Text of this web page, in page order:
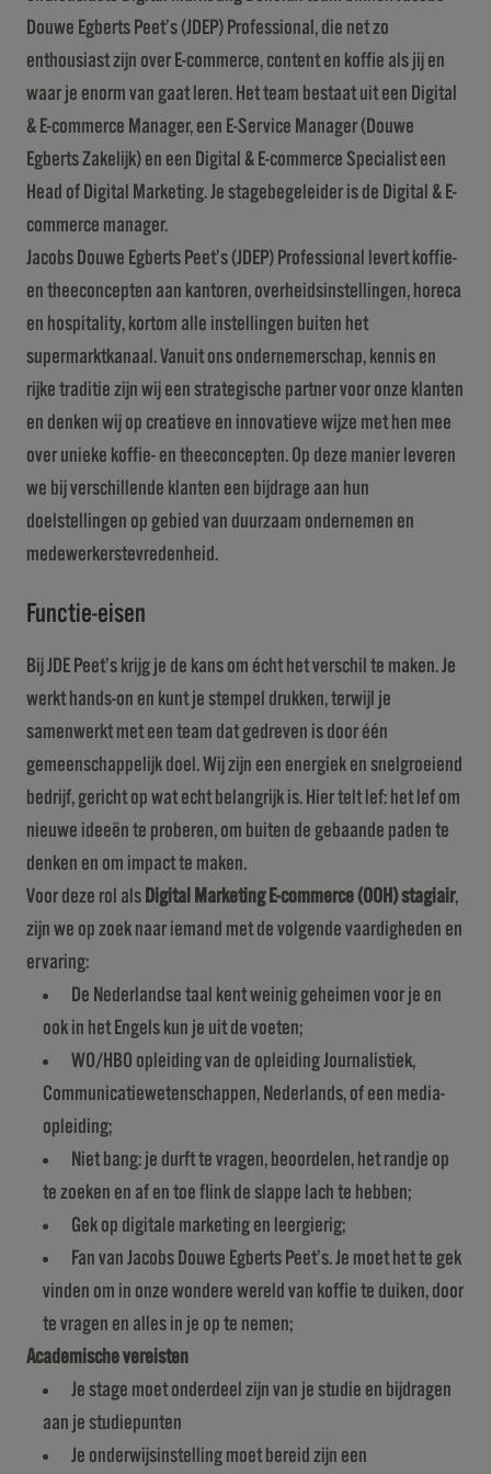
Douwe Egberts Peet’s (JDEP) Professional, die net zo
enthousiast zijn over E-commerce, content en koffie als jij en
waar je enorm van gaat leren. Het team bestaat uit een Digital
& E-commerce Manager, een E-Service Manager (Douwe
Egberts Zakelijk) en een Digital & E-commerce Specialist een
Head of Digital Marketing. Je stagebegeleider is de Digital & E-
commerce manager.
Jacobs Douwe Egberts Peet’s (JDEP) Professional levert koffie-
en theeconcepten aan kantoren, overheidsinstellingen, horeca
en hospitality, kortom alle instellingen buiten het
supermarktkanaal. Vanuit ons ondernemerschap, kennis en
rijke traditie zijn wij een strategische partner voor onze klanten
en denken wij op creatieve en innovatieve wijze met hen mee
over unieke koffie- en theeconcepten. Op deze manier leveren
we bij verschillende klanten een bijdrage aan hun
doelstellingen op gebied van duurzaam ondernemen en
medewerkerstevredenheid.
Functie-eisen
Bij JDE Peet’s krijg je de kans om écht het verschil te maken. Je
werkt hands-on en kunt je stempel drukken, terwijl je
samenwerkt met een team dat gedreven is door één
gemeenschappelijk doel. Wij zijn een energiek en snelgroeiend
bedrijf, gericht op wat echt belangrijk is. Hier telt lef: het lef om
nieuwe ideeën te proberen, om buiten de gebaande paden te
denken en om impact te maken.
Voor deze rol als Digital Marketing E-commerce (OOH) stagiair,
zijn we op zoek naar iemand met de volgende vaardigheden en
ervaring:
De Nederlandse taal kent weinig geheimen voor je en
ook in het Engels kun je uit de voeten;
WO/HBO opleiding van de opleiding Journalistiek,
Communicatiewetenschappen, Nederlands, of een media-
opleiding;
Niet bang: je durft te vragen, beoordelen, het randje op
te zoeken en af en toe flink de slappe lach te hebben;
Gek op digitale marketing en leergierig;
Fan van Jacobs Douwe Egberts Peet’s. Je moet het te gek
vinden om in onze wondere wereld van koffie te duiken, door
te vragen en alles in je op te nemen;
Academische vereisten
Je stage moet onderdeel zijn van je studie en bijdragen
aan je studiepunten
Je onderwijsinstelling moet bereid zijn een